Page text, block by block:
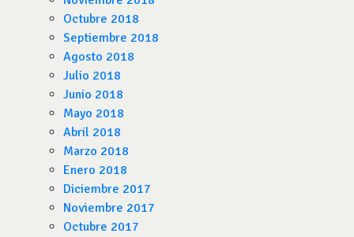
Octubre 2018
Septiembre 2018
Agosto 2018
Julio 2018
Junio 2018
Mayo 2018
Abril 2018
Marzo 2018
Enero 2018
Diciembre 2017
Noviembre 2017
Octubre 2017